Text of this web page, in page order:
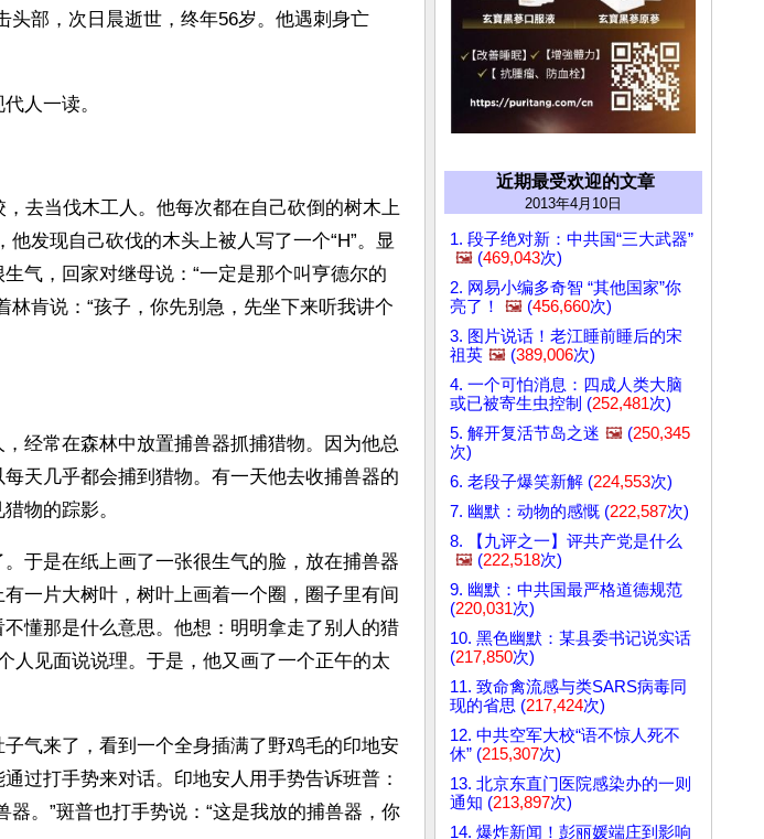
头部，次日晨逝世，终年56岁。他遇刺身亡
人一读。
去当伐木工人。他每次都在自己砍倒的树木上
发现自己砍伐的木头上被人写了一个“H”。显
气，回家对继母说：“一定是那个叫亨德尔的
林肯说：“孩子，你先别急，先坐下来听我讲个
经常在森林中放置捕兽器抓捕猎物。因为他总
天几乎都会捕到猎物。有一天他去收捕兽器的
物的踪影。
于是在纸上画了一张很生气的脸，放在捕兽器
一片大树叶，树叶上画着一个圈，圈子里有间
懂那是什么意思。他想：明明拿走了别人的猎
人见面说说理。于是，他又画了一个正午的太
气来了，看到一个全身插满了野鸡毛的印地安
过打手势来对话。印地安人用手势告诉班普：
。”斑普也打手势说：“这是我放的捕兽器，你
近期最受欢迎的文章
2013年4月10日
1. 段子绝对新：中共国“三大武器”
🖼️ (469,043次)
2. 网易小编多奇智 “其他国家”你
亮了！
🖼️ (456,660次)
3. 图片说话！老江睡前睡后的宋
祖英 🖼️ (389,006次)
4. 一个可怕消息：四成人类大脑
或已被寄生虫控制 (252,481次)
5. 解开复活节岛之迷 🖼️ (250,345
次)
6. 老段子爆笑新解 (224,553次)
7. 幽默：动物的感慨 (222,587次)
8. 【九评之一】评共产党是什么
🖼️ (222,518次)
9. 幽默：中共国最严格道德规范
(220,031次)
10. 黑色幽默：某县委书记说实话
(217,850次)
11. 致命禽流感与类SARS病毒同
现的省思 (217,424次)
12. 中共空军大校“语不惊人死不
休” (215,307次)
13. 北京东直门医院感染办的一则
通知 (213,897次)
14. 爆炸新闻！彭丽媛端庄到影响